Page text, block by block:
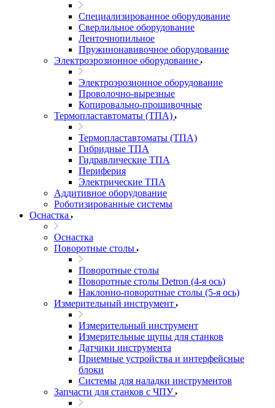
Специализированное оборудование
Сверлильное оборудование
Ленточнопильное
Пружинонавивочное оборудование
Электроэрозионное оборудование
Электроэрозионное оборудование
Проволочно-вырезные
Копировально-прошивочные
Термопластавтоматы (ТПА)
Термопластавтоматы (ТПА)
Гибридные ТПА
Гидравлические ТПА
Периферия
Электрические ТПА
Аддитивное оборудование
Роботизированные системы
Оснастка
Оснастка
Поворотные столы
Поворотные столы
Поворотные столы Detron (4-я ось)
Наклонно-поворотные столы (5-я ось)
Измерительный инструмент
Измерительный инструмент
Измерительные щупы для станков
Датчики инструмента
Приемные устройства и интерфейсные
блоки
Системы для наладки инструментов
Запчасти для станков с ЧПУ